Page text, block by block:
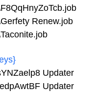
Renew.job
Updater
Updater